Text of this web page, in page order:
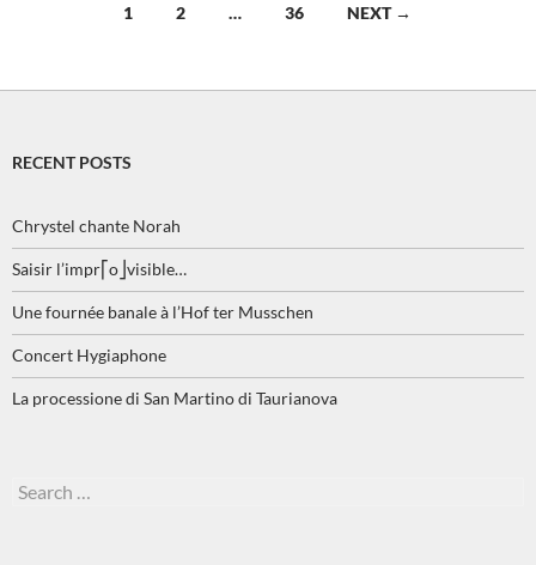
1 2 … 36 NEXT →
RECENT POSTS
Chrystel chante Norah
Saisir l’impr⎡o⎦visible…
Une fournée banale à l’Hof ter Musschen
Concert Hygiaphone
La processione di San Martino di Taurianova
Search